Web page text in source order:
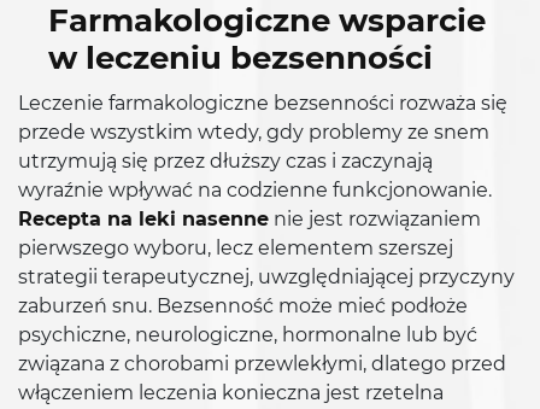
Farmakologiczne wsparcie
w leczeniu bezsenności
Leczenie farmakologiczne bezsenności rozważa się
przede wszystkim wtedy, gdy problemy ze snem
utrzymują się przez dłuższy czas i zaczynają
wyraźnie wpływać na codzienne funkcjonowanie.
Recepta na leki nasenne nie jest rozwiązaniem
pierwszego wyboru, lecz elementem szerszej
strategii terapeutycznej, uwzględniającej przyczyny
zaburzeń snu. Bezsenność może mieć podłoże
psychiczne, neurologiczne, hormonalne lub być
związana z chorobami przewlekłymi, dlatego przed
włączeniem leczenia konieczna jest rzetelna